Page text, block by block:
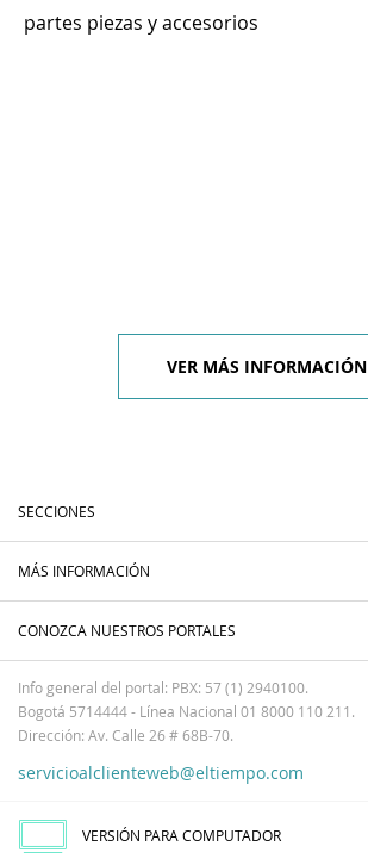
partes piezas y accesorios
VER MÁS INFORMACIÓN
SECCIONES
MÁS INFORMACIÓN
CONOZCA NUESTROS PORTALES
Info general del portal: PBX: 57 (1) 2940100.
Bogotá 5714444 - Línea Nacional 01 8000 110 211.
Dirección: Av. Calle 26 # 68B-70.
servicioalclienteweb@eltiempo.com
VERSIÓN PARA COMPUTADOR